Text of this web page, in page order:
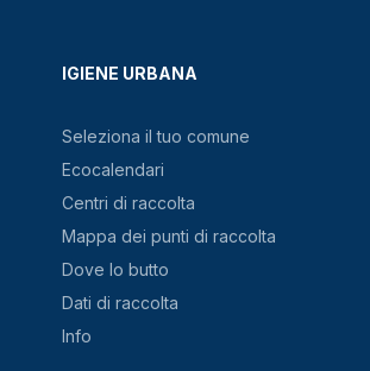
IGIENE URBANA
Seleziona il tuo comune
Ecocalendari
Centri di raccolta
Mappa dei punti di raccolta
Dove lo butto
Dati di raccolta
Info